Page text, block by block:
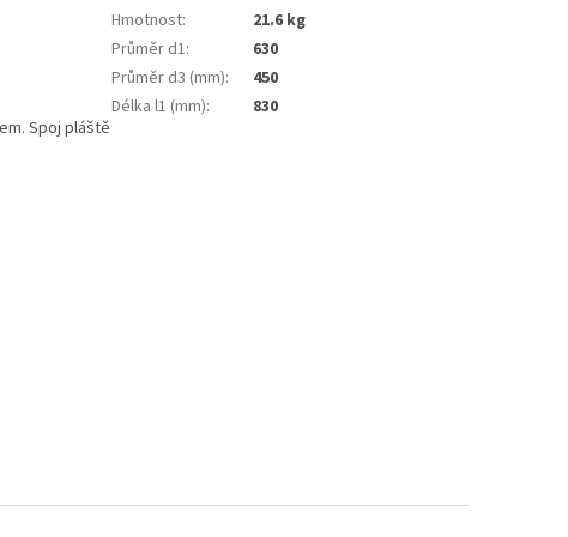
Spoj pláště
Hmotnost:
21.6 kg
Průměr d1:
630
Průměr d3 (mm):
450
Délka l1 (mm): 830